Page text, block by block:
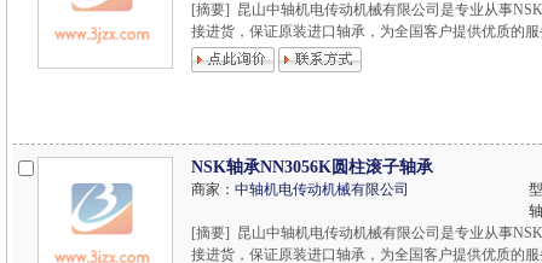
[摘要] 昆山中轴机电传动机械有限公司是专业从事
接进货，保证原装进口轴承，为全国客户提供优质的
NSK轴承NN3056K圆柱滚子轴承
商家：中轴机电传动机械有限公司
[摘要] 昆山中轴机电传动机械有限公司是专业从事
接进货，保证原装进口轴承，为全国客户提供优质的